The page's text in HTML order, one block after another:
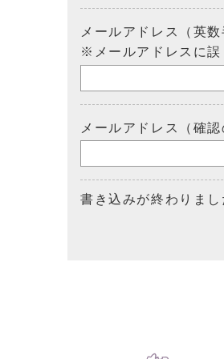
メールアドレス（英数
※メールアドレスに誤
メールアドレス（確
書き込みが終わりま